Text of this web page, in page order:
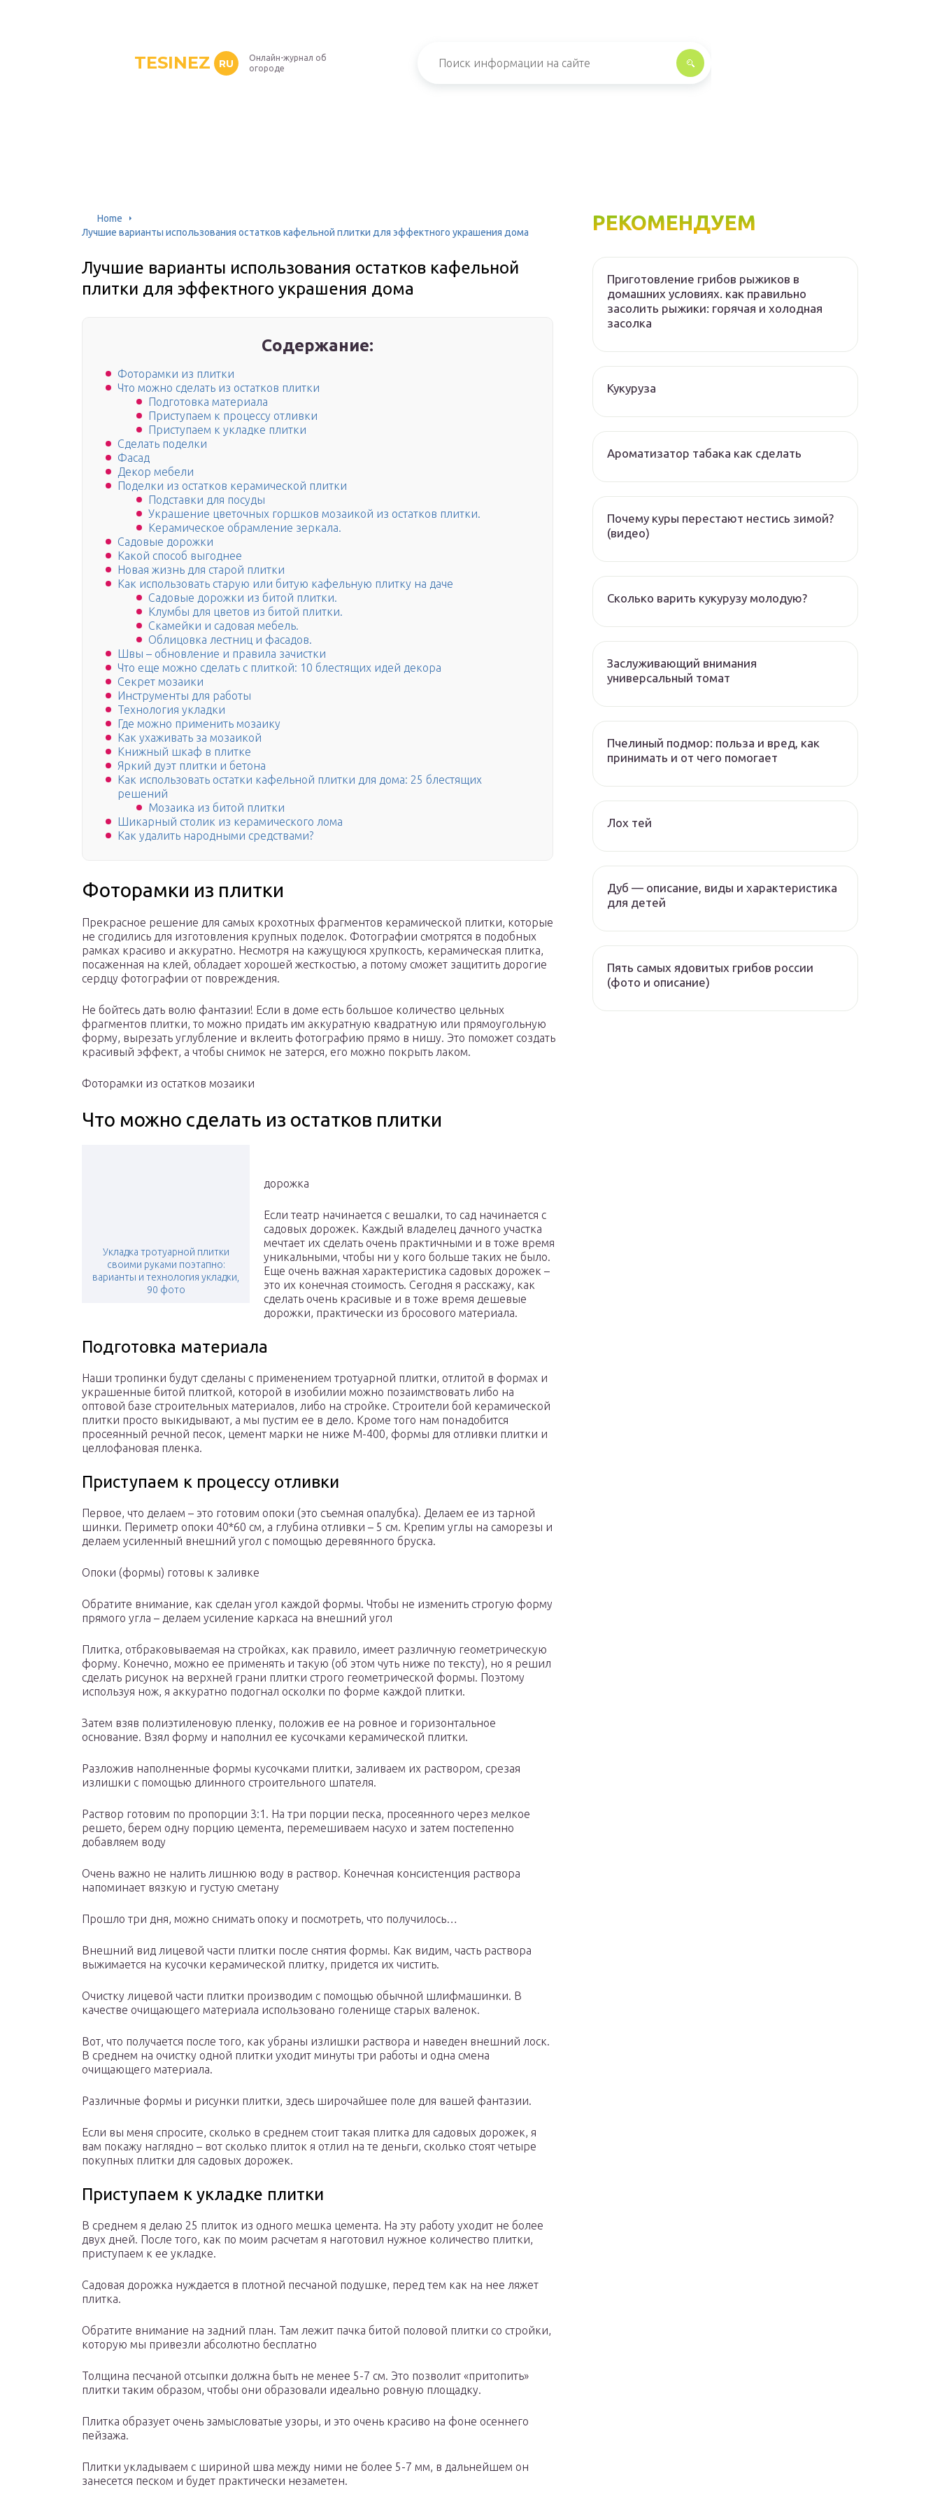
TESINEZ RU
Онлайн-журнал об
огороде
Home
Лучшие варианты использования остатков кафельной плитки для эффектного украшения дома
Лучшие варианты использования остатков кафельной
плитки для эффектного украшения дома
Содержание:
Фоторамки из плитки
Что можно сделать из остатков плитки
Подготовка материала
Приступаем к процессу отливки
Приступаем к укладке плитки
Сделать поделки
Фасад
Декор мебели
Поделки из остатков керамической плитки
Подставки для посуды
Украшение цветочных горшков мозаикой из остатков плитки.
Керамическое обрамление зеркала.
Садовые дорожки
Какой способ выгоднее
Новая жизнь для старой плитки
Как использовать старую или битую кафельную плитку на даче
Садовые дорожки из битой плитки.
Клумбы для цветов из битой плитки.
Скамейки и садовая мебель.
Облицовка лестниц и фасадов.
Швы – обновление и правила зачистки
Что еще можно сделать с плиткой: 10 блестящих идей декора
Секрет мозаики
Инструменты для работы
Технология укладки
Где можно применить мозаику
Как ухаживать за мозаикой
Книжный шкаф в плитке
Яркий дуэт плитки и бетона
Как использовать остатки кафельной плитки для дома: 25 блестящих
решений
Мозаика из битой плитки
Шикарный столик из керамического лома
Как удалить народными средствами?
Фоторамки из плитки
Прекрасное решение для самых крохотных фрагментов керамической плитки, которые
не сгодились для изготовления крупных поделок. Фотографии смотрятся в подобных
рамках красиво и аккуратно. Несмотря на кажущуюся хрупкость, керамическая плитка,
посаженная на клей, обладает хорошей жесткостью, а потому сможет защитить дорогие
сердцу фотографии от повреждения.
Не бойтесь дать волю фантазии! Если в доме есть большое количество цельных
фрагментов плитки, то можно придать им аккуратную квадратную или прямоугольную
форму, вырезать углубление и вклеить фотографию прямо в нишу. Это поможет создать
красивый эффект, а чтобы снимок не затерся, его можно покрыть лаком.
Фоторамки из остатков мозаики
Что можно сделать из остатков плитки
Укладка тротуарной плитки
своими руками поэтапно:
варианты и технология укладки,
90 фото
дорожка
Если театр начинается с вешалки, то сад начинается с
садовых дорожек. Каждый владелец дачного участка
мечтает их сделать очень практичными и в тоже время
уникальными, чтобы ни у кого больше таких не было.
Еще очень важная характеристика садовых дорожек –
это их конечная стоимость. Сегодня я расскажу, как
сделать очень красивые и в тоже время дешевые
дорожки, практически из бросового материала.
Подготовка материала
Наши тропинки будут сделаны с применением тротуарной плитки, отлитой в формах и
украшенные битой плиткой, которой в изобилии можно позаимствовать либо на
оптовой базе строительных материалов, либо на стройке. Строители бой керамической
плитки просто выкидывают, а мы пустим ее в дело. Кроме того нам понадобится
просеянный речной песок, цемент марки не ниже М-400, формы для отливки плитки и
целлофановая пленка.
Приступаем к процессу отливки
Первое, что делаем – это готовим опоки (это съемная опалубка). Делаем ее из тарной
шинки. Периметр опоки 40*60 см, а глубина отливки – 5 см. Крепим углы на саморезы и
делаем усиленный внешний угол с помощью деревянного бруска.
Опоки (формы) готовы к заливке
Обратите внимание, как сделан угол каждой формы. Чтобы не изменить строгую форму
прямого угла – делаем усиление каркаса на внешний угол
Плитка, отбраковываемая на стройках, как правило, имеет различную геометрическую
форму. Конечно, можно ее применять и такую (об этом чуть ниже по тексту), но я решил
сделать рисунок на верхней грани плитки строго геометрической формы. Поэтому
используя нож, я аккуратно подогнал осколки по форме каждой плитки.
Затем взяв полиэтиленовую пленку, положив ее на ровное и горизонтальное
основание. Взял форму и наполнил ее кусочками керамической плитки.
Разложив наполненные формы кусочками плитки, заливаем их раствором, срезая
излишки с помощью длинного строительного шпателя.
Раствор готовим по пропорции 3:1. На три порции песка, просеянного через мелкое
решето, берем одну порцию цемента, перемешиваем насухо и затем постепенно
добавляем воду
Очень важно не налить лишнюю воду в раствор. Конечная консистенция раствора
напоминает вязкую и густую сметану
Прошло три дня, можно снимать опоку и посмотреть, что получилось…
Внешний вид лицевой части плитки после снятия формы. Как видим, часть раствора
выжимается на кусочки керамической плитку, придется их чистить.
Очистку лицевой части плитки производим с помощью обычной шлифмашинки. В
качестве очищающего материала использовано голенище старых валенок.
Вот, что получается после того, как убраны излишки раствора и наведен внешний лоск.
В среднем на очистку одной плитки уходит минуты три работы и одна смена
очищающего материала.
Различные формы и рисунки плитки, здесь широчайшее поле для вашей фантазии.
Если вы меня спросите, сколько в среднем стоит такая плитка для садовых дорожек, я
вам покажу наглядно – вот сколько плиток я отлил на те деньги, сколько стоят четыре
покупных плитки для садовых дорожек.
Приступаем к укладке плитки
В среднем я делаю 25 плиток из одного мешка цемента. На эту работу уходит не более
двух дней. После того, как по моим расчетам я наготовил нужное количество плитки,
приступаем к ее укладке.
Садовая дорожка нуждается в плотной песчаной подушке, перед тем как на нее ляжет
плитка.
Обратите внимание на задний план. Там лежит пачка битой половой плитки со стройки,
которую мы привезли абсолютно бесплатно
Толщина песчаной отсыпки должна быть не менее 5-7 см. Это позволит «притопить»
плитки таким образом, чтобы они образовали идеально ровную площадку.
Плитка образует очень замысловатые узоры, и это очень красиво на фоне осеннего
пейзажа.
Плитки укладываем с шириной шва между ними не более 5-7 мм, в дальнейшем он
занесется песком и будет практически незаметен.
РЕКОМЕНДУЕМ
Приготовление грибов рыжиков в
домашних условиях. как правильно
засолить рыжики: горячая и холодная
засолка
Кукуруза
Ароматизатор табака как сделать
Почему куры перестают нестись зимой?
(видео)
Сколько варить кукурузу молодую?
Заслуживающий внимания
универсальный томат
Пчелиный подмор: польза и вред, как
принимать и от чего помогает
Лох тей
Дуб — описание, виды и характеристика
для детей
Пять самых ядовитых грибов россии
(фото и описание)